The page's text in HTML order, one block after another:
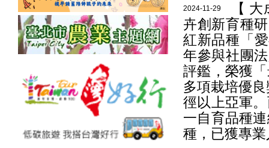
2024-11-29
【
卉創新育種
紅新品種「
年參與社團
評鑑，榮獲
多項栽培優
徑以上亞軍
一自育品種
種，已獲專